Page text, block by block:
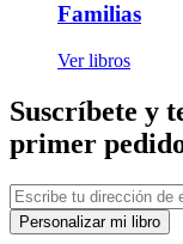
Familias
Ver libros
Suscríbete y
primer
Personalizar mi libro